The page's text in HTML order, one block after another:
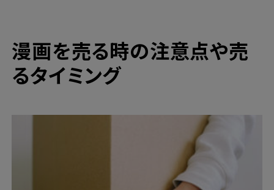
漫画を売る時の注意点や売
るタイミング